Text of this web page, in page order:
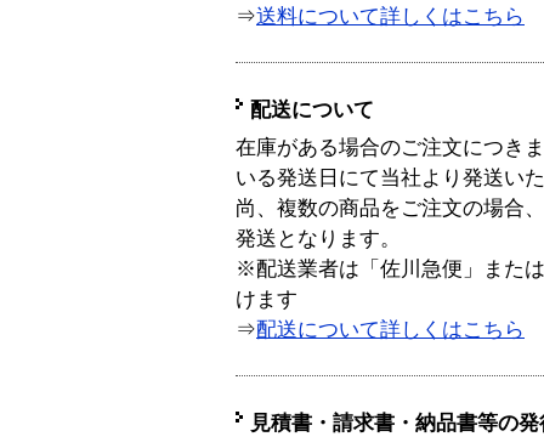
⇒送料について詳しくはこちら
配送について
在庫がある場合のご注文につき
いる発送日にて当社より発送い
尚、複数の商品をご注文の場合
発送となります。
※配送業者は「佐川急便」また
けます
⇒配送について詳しくはこちら
見積書・請求書・納品書等の